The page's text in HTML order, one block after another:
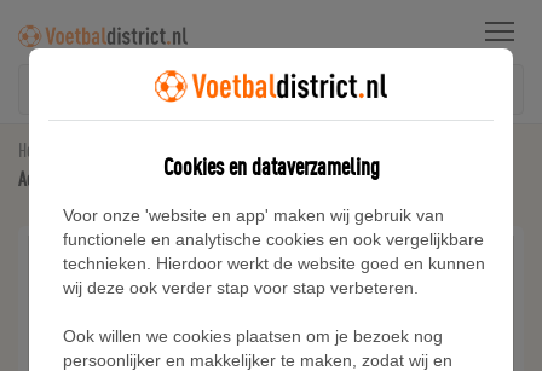
Menu
Home
Adidas F50 HYPERFAST ELITE Firm Ground Voetbalschoenen
Cookies en dataverzameling
Voor onze 'website en app' maken wij gebruik van
functionele en analytische cookies en ook vergelijkbare
technieken. Hierdoor werkt de website goed en kunnen
wij deze ook verder stap voor stap verbeteren.
Ook willen we cookies plaatsen om je bezoek nog
persoonlijker en makkelijker te maken, zodat wij en